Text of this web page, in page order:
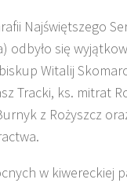
Najświętszego
odbyło się
Witalij
Tracki, ks. mitrat
z Rożyszcz
w kiwereckiej